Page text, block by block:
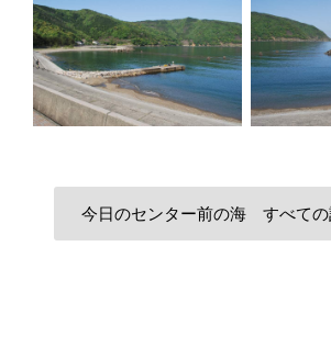
今日のセンター前の海 すべての